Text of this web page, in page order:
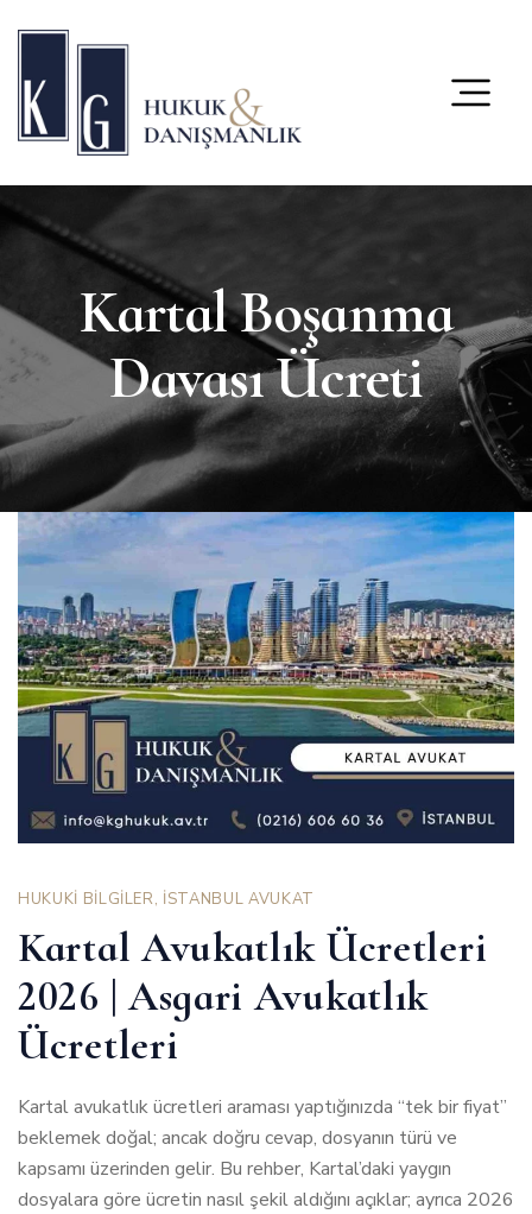
Kartal Boşanma
Davası Ücreti
HUKUKİ BİLGİLER, İSTANBUL AVUKAT
Kartal Avukatlık Ücretleri
2026 | Asgari Avukatlık
Ücretleri
Kartal avukatlık ücretleri araması yaptığınızda “tek bir fiyat”
beklemek doğal; ancak doğru cevap, dosyanın türü ve
kapsamı üzerinden gelir. Bu rehber, Kartal’daki yaygın
dosyalara göre ücretin nasıl şekil aldığını açıklar; ayrıca 2026